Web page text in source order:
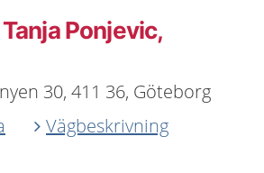
Ponjevic,
30, 411 36, Göteborg
Vägbeskrivning